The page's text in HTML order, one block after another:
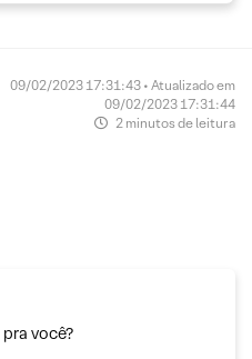
09/02/2023 17:31:43 • Atualizado em
09/02/2023 17:31:44
2 minutos de leitura
você?